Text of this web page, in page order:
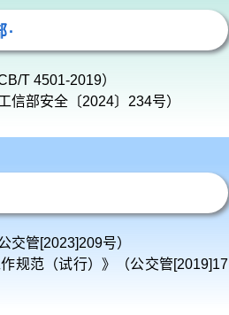
·
T 4501-2019）
信部安全〔2024〕234号）
交管[2023]209号）
规范（试行）》（公交管[2019]17